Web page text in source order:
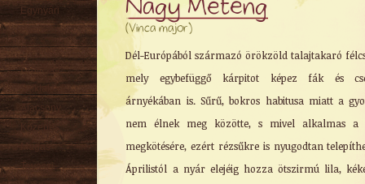
Nagy Meténg
(Vinca major)
Dél-Európából származó örökzöld talajtakaró
mely egybefüggő kárpitot képez fák és
árnyékában is. Sűrű, bokros habitusa miatt a
nem élnek meg közötte, s mivel alkalmas a
megkötésére, ezért rézsűkre is nyugodtan
Áprilistól a nyár elejéig hozza ötszirmú lila,
Egynyári
Évelő
Rizómás
Örökzöld
Sziklakerti
Alacsony
Közepes
Magas
Tavaszi